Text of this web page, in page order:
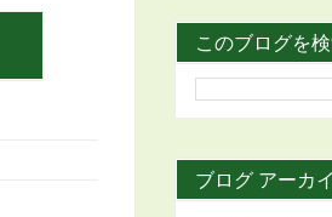
このブログを
ブログ アーカ